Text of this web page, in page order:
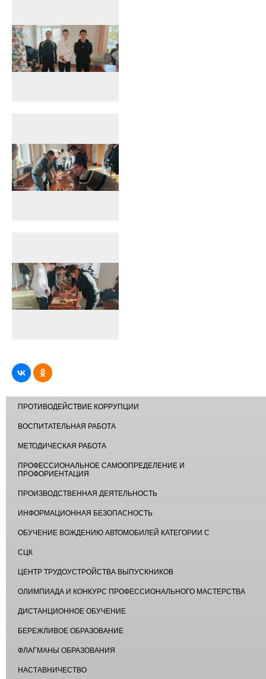
ПРОТИВОДЕЙСТВИЕ КОРРУПЦИИ
ВОСПИТАТЕЛЬНАЯ РАБОТА
МЕТОДИЧЕСКАЯ РАБОТА
ПРОФЕССИОНАЛЬНОЕ САМООПРЕДЕЛЕНИЕ И
ПРОФОРИЕНТАЦИЯ
ПРОИЗВОДСТВЕННАЯ ДЕЯТЕЛЬНОСТЬ
ИНФОРМАЦИОННАЯ БЕЗОПАСНОСТЬ
ОБУЧЕНИЕ ВОЖДЕНИЮ АВТОМОБИЛЕЙ КАТЕГОРИИ С
СЦК
ЦЕНТР ТРУДОУСТРОЙСТВА ВЫПУСКНИКОВ
ОЛИМПИАДА И КОНКУРС ПРОФЕССИОНАЛЬНОГО МАСТЕРСТВА
ДИСТАНЦИОННОЕ ОБУЧЕНИЕ
БЕРЕЖЛИВОЕ ОБРАЗОВАНИЕ
ФЛАГМАНЫ ОБРАЗОВАНИЯ
НАСТАВНИЧЕСТВО